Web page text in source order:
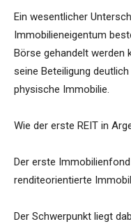
Ein wesentlicher
Immobilieneigentum
Börse gehandelt werden
seine Beteiligung
physische Immobilie.
Wie der erste REIT in
Der erste
renditeorientierte
Der Schwerpunkt liegt